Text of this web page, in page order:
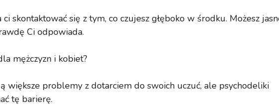
ci skontaktować się z tym, co czujesz głęboko w środku. Możesz
Ci odpowiada.
mężczyzn i kobiet?
większe problemy z dotarciem do swoich uczuć, ale psychodeliki
tę barierę.